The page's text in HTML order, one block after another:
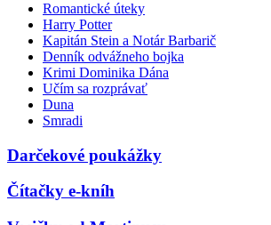
Romantické úteky
Harry Potter
Kapitán Stein a Notár Barbarič
Denník odvážneho bojka
Krimi Dominika Dána
Učím sa rozprávať
Duna
Smradi
Darčekové poukážky
Čítačky e-kníh